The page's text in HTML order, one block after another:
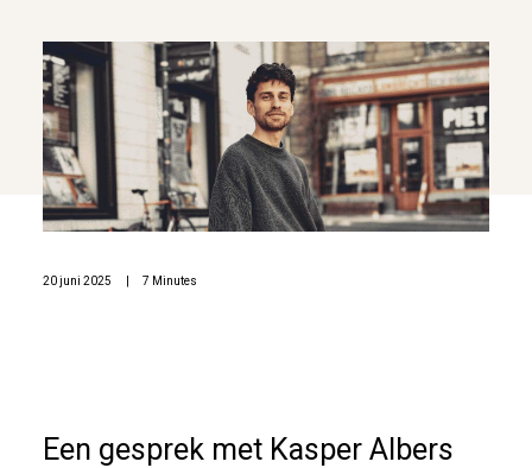
Logboek
20 juni 2025 7 Minutes
Een gesprek met Kasper Albers